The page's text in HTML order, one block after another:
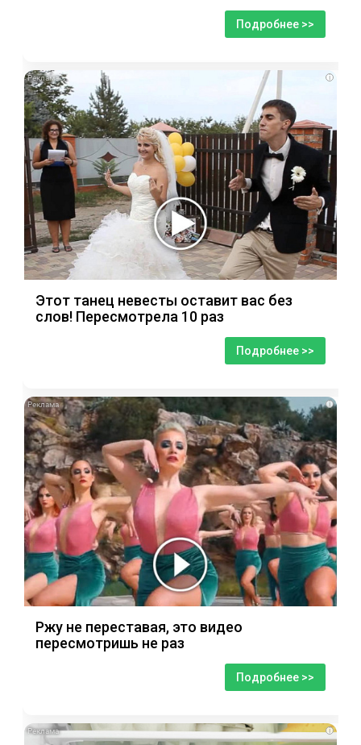
Подробнее >>
i
Этот танец невесты оставит вас без
слов! Пересмотрела 10 раз
Подробнее >>
i
Ржу не переставая, это видео
пересмотришь не раз
Подробнее >>
i